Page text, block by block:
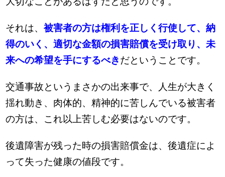
それは、被害者の方は権利を正しく行使して、納
得のいく、適切な金額の損害賠償を受け取り、未
来への希望を手にするべきだということです。
交通事故というまさかの出来事で、人生が大きく
揺れ動き、肉体的、精神的に苦しんでいる被害者
の方は、これ以上苦しむ必要はないのです。
後遺障害が残った時の損害賠償金は、後遺症によ
って失った健康の値段です。